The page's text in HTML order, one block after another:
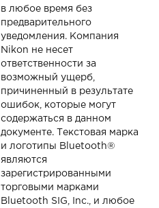
в любое время без
предварительного
уведомления. Компания
Nikon не несет
ответственности за
возможный ущерб,
причиненный в результате
ошибок, которые могут
содержаться в данном
документе. Текстовая марка
и логотипы Bluetooth®
являются
зарегистрированными
торговыми марками
Bluetooth SIG, Inc., и любое